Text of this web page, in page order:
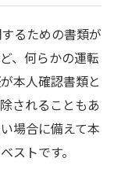
るための書類が
、何らかの運転
本人確認書類と
されることもあ
場合に備えて本
ストです。